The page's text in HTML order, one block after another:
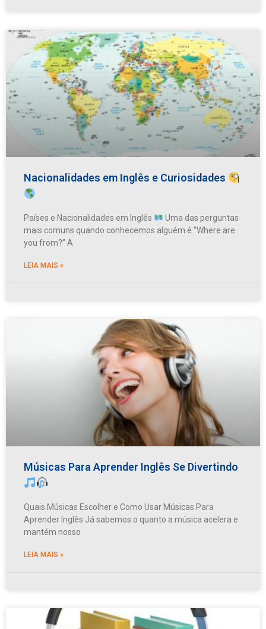
Nacionalidades em Inglês e Curiosidades
Países e Nacionalidades em Inglês
Uma das perguntas
mais comuns quando conhecemos alguém é “Where are
you from?” A
LEIA MAIS »
Músicas Para Aprender Inglês Se Divertindo
Quais Músicas Escolher e Como Usar Músicas Para
Aprender Inglês Já sabemos o quanto a música acelera e
mantém nosso
LEIA MAIS »